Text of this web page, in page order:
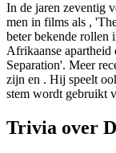
In de jaren zeventig
men in films als ,
beter bekende rollen
Afrikaanse apartheid
Separation'. Meer
zijn en . Hij speelt
stem wordt gebruikt
Trivia over